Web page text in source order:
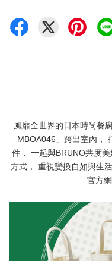
風靡全世界的日本時尚餐
MBOA046」跨出室內，
件， 一起與BRUNO共度
方式， 重視變換自如與生
官方